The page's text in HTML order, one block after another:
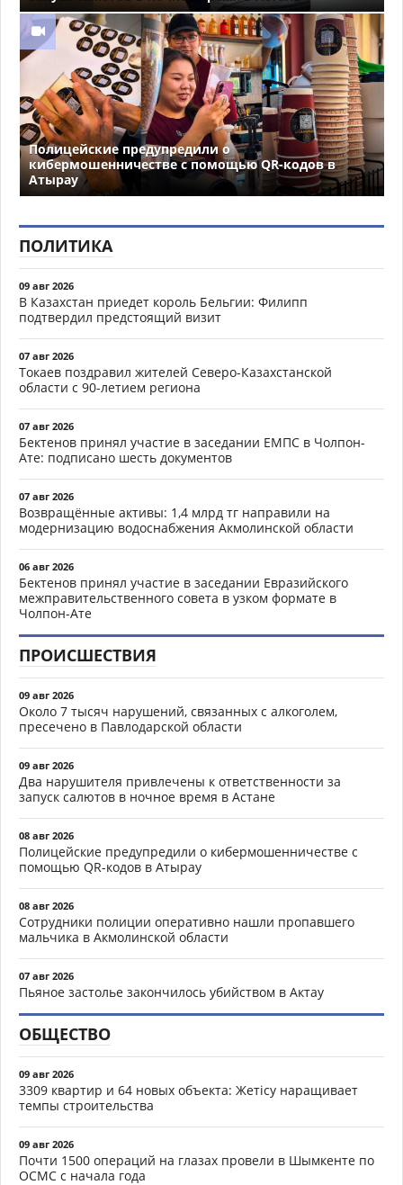
Полицейские предупредили о
кибермошенничестве с помощью QR-кодов в
Атырау
ПОЛИТИКА
09 авг 2026
В Казахстан приедет король Бельгии: Филипп
подтвердил предстоящий визит
07 авг 2026
Токаев поздравил жителей Северо-Казахстанской
области с 90-летием региона
07 авг 2026
Бектенов принял участие в заседании ЕМПС в Чолпон-
Ате: подписано шесть документов
07 авг 2026
Возвращённые активы: 1,4 млрд тг направили на
модернизацию водоснабжения Акмолинской области
06 авг 2026
Бектенов принял участие в заседании Евразийского
межправительственного совета в узком формате в
Чолпон-Ате
ПРОИСШЕСТВИЯ
09 авг 2026
Около 7 тысяч нарушений, связанных с алкоголем,
пресечено в Павлодарской области
09 авг 2026
Два нарушителя привлечены к ответственности за
запуск салютов в ночное время в Астане
08 авг 2026
Полицейские предупредили о кибермошенничестве с
помощью QR-кодов в Атырау
08 авг 2026
Сотрудники полиции оперативно нашли пропавшего
мальчика в Акмолинской области
07 авг 2026
Пьяное застолье закончилось убийством в Актау
ОБЩЕСТВО
09 авг 2026
3309 квартир и 64 новых объекта: Жетісу наращивает
темпы строительства
09 авг 2026
Почти 1500 операций на глазах провели в Шымкенте по
ОСМС с начала года